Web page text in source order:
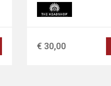
€ 30,00